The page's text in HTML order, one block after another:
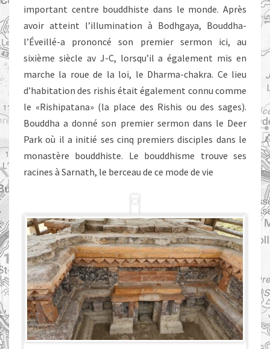
important centre bouddhiste dans le monde. Après
avoir atteint l’illumination à Bodhgaya, Bouddha-
l’Éveillé-a prononcé son premier sermon ici, au
sixième siècle av J-C, lorsqu’il a également mis en
marche la roue de la loi, le Dharma-chakra. Ce lieu
d’habitation des rishis était également connu comme
le «Rishipatana» (la place des Rishis ou des sages).
Bouddha a donné son premier sermon dans le Deer
Park où il a initié ses cinq premiers disciples dans le
monastère bouddhiste. Le bouddhisme trouve ses
racines à Sarnath, le berceau de ce mode de vie